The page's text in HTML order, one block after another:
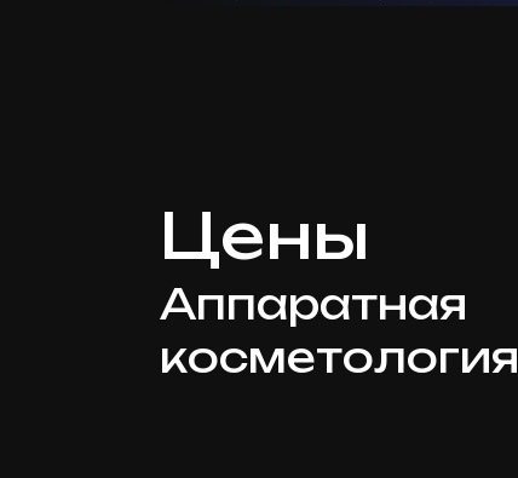
Цены
Аппаратная
косметология